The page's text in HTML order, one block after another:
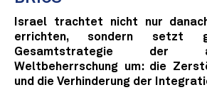
Israel trachtet nicht nur
errichten, sondern setzt
Gesamtstrategie der
Weltbeherrschung um: die
und die Verhinderung der